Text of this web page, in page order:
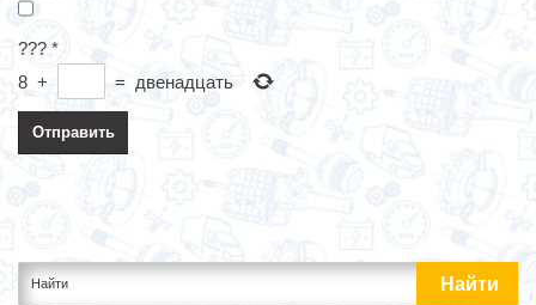
??? *
8 + = двенадцать